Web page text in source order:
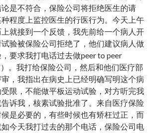
是不符合，保险公司将拒绝医生的请
程度上监控医生的行医行为。今天上午
就接到一个反馈，我先前给一个病人开
验被保险公司拒绝了，他们建议病人做
要求我打电话过去做peer to peer
。我打给保险公司，然后和他们医疗部
，我指出在病史上已经明确写明这个病
限，不能做平板运动试验，对方听完我
诉我，核素试验批准了。来自医疗保险
是必要的，有些时候也有矫枉过正，而
今天我打过去的那个电话，保险公司电